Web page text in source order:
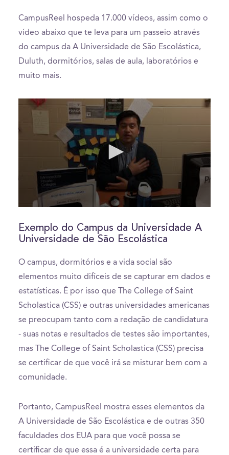
CampusReel hospeda 17.000 vídeos, assim como o
vídeo abaixo que te leva para um passeio através
do campus da A Universidade de São Escolástica,
Duluth, dormitórios, salas de aula, laboratórios e
muito mais.
of
38
seconds
Exemplo do Campus da Universidade A
Universidade de São Escolástica
O campus, dormitórios e a vida social são
elementos muito difíceis de se capturar em dados e
estatísticas. É por isso que The College of Saint
Scholastica (CSS) e outras universidades americanas
se preocupam tanto com a redação de candidatura
- suas notas e resultados de testes são importantes,
mas The College of Saint Scholastica (CSS) precisa
se certificar de que você irá se misturar bem com a
comunidade.
Portanto, CampusReel mostra esses elementos da
A Universidade de São Escolástica e de outras 350
faculdades dos EUA para que você possa se
certificar de que essa é a universidade certa para